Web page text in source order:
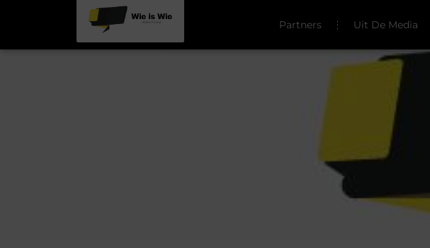
Partners Uit De Media